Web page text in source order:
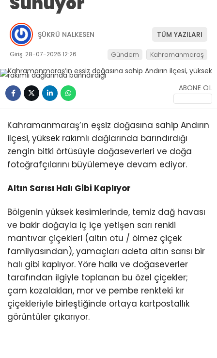
ŞÜKRÜ NALKESEN TÜM YAZILARI
Giriş: 28-07-2026 12:26 Gündem Kahramanmaraş
ABONE OL
Kahramanmaraş’ın eşsiz doğasına sahip Andırın
ilçesi, yüksek rakımlı dağlarında barındırdığı
zengin bitki örtüsüyle doğaseverleri ve doğa
fotoğrafçılarını büyülemeye devam ediyor.
Altın Sarısı Halı Gibi Kaplıyor
Bölgenin yüksek kesimlerinde, temiz dağ havası
ve bakir doğayla iç içe yetişen sarı renkli
mantıvar çiçekleri (altın otu / ölmez çiçek
familyasından), yamaçları adeta altın sarısı bir
halı gibi kaplıyor. Yöre halkı ve doğaseverler
tarafından ilgiyle toplanan bu özel çiçekler;
çam kozalakları, mor ve pembe renkteki kır
çiçekleriyle birleştiğinde ortaya kartpostallık
görüntüler çıkarıyor.